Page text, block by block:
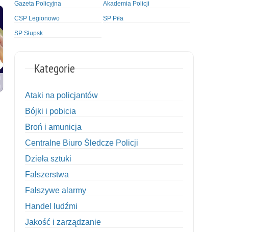
Gazeta Policyjna Akademia Policji
CSP Legionowo SP Piła
SP Słupsk
Kategorie
Ataki na policjantów
Bójki i pobicia
Broń i amunicja
Centralne Biuro Śledcze Policji
Dzieła sztuki
Fałszerstwa
Fałszywe alarmy
Handel ludźmi
Jakość i zarządzanie